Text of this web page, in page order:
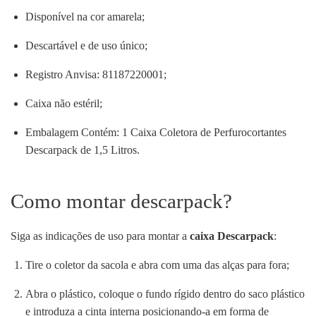
Disponível na cor amarela;
Descartável e de uso único;
Registro Anvisa: 81187220001;
Caixa não estéril;
Embalagem Contém: 1 Caixa Coletora de Perfurocortantes
Descarpack de 1,5 Litros.
Como montar descarpack?
Siga as indicações de uso para montar a caixa Descarpack:
Tire o coletor da sacola e abra com uma das alças para fora;
Abra o plástico, coloque o fundo rígido dentro do saco plástico
e introduza a cinta interna posicionando-a em forma de